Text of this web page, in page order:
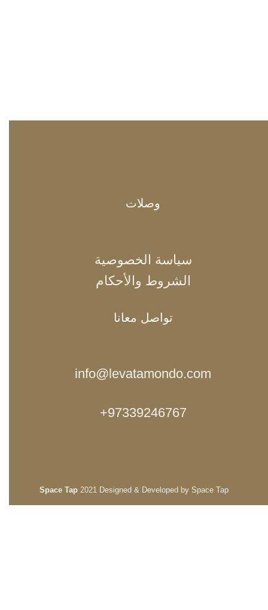
وصلات
سياسة الخصوصية
الشروط والأحكام
تواصل معانا
info@levatamondo.com
97339246767+
Space Tap 2021 Designed & Developed by Space Tap